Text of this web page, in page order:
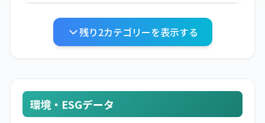
廃棄
残り2カテゴリーを表示する
環境・ESGデータ